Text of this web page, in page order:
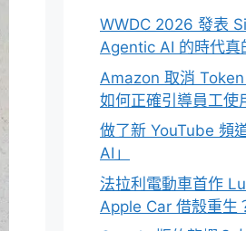
WWDC 2026 發表
Agentic AI 的時代真
Amazon 取消
如何正確引導員工使
做了新 YouTube 頻
AI」
法拉利電動車首作
Apple Car 借殼重生